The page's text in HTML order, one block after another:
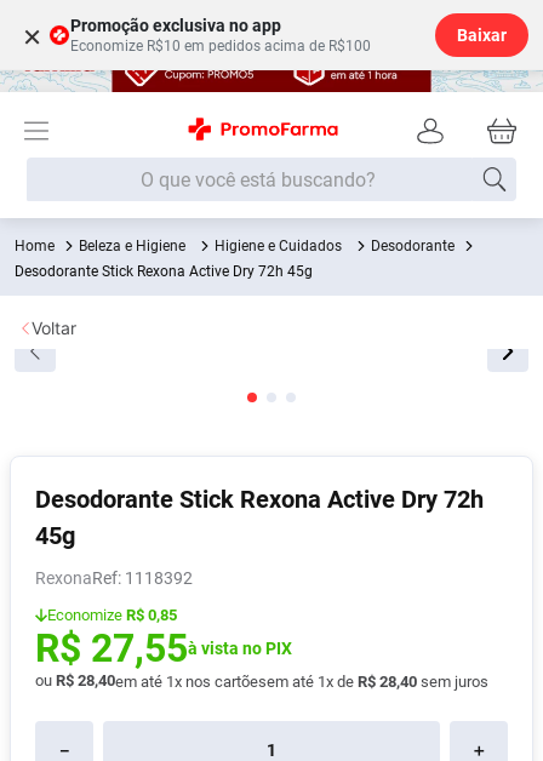
× Promoção exclusiva no app
Economize R$10 em pedidos acima de R$100
Baixar
O que você está buscando?
Beleza e Higiene Higiene e Cuidados
Desodorante
Desodorante Stick Rexona Active Dry 72h 45g
Desodorante Stick Rexona Active Dry 72h
45g
Rexona : 1118392
Economize R$ 0,85
R$ 27,55à vista no PIX
ou R$ 28,40em até 1x nos cartõesem até 1x de R$ 28,40 sem juros
＋
－
Voltar
Termos mais buscados
1º Fralda
2
5º Fralda G
6º Desodorante
7
8º Absorvente
9º Pampers Confort Sec
10 º Lavitan